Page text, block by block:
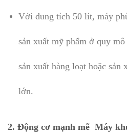
Với dung tích 50 lít, máy
sản xuất mỹ phẩm ở quy
sản xuất hàng loạt hoặc
lớn.
2. Động cơ mạnh mẽ Máy